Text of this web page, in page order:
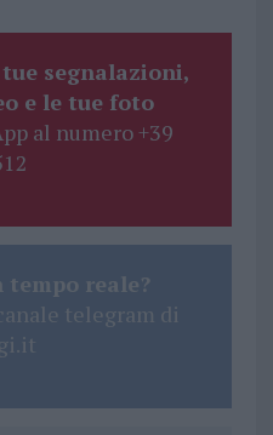
segnalazioni,
e le tue foto
al numero +39
reale?
telegram di